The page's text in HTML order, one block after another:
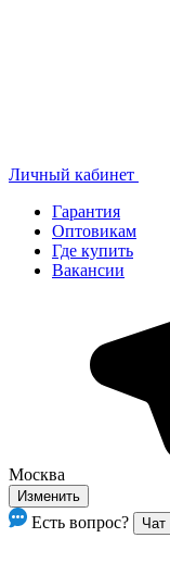
Личный кабинет
Гарантия
Оптовикам
Где купить
Вакансии
Москва
Изменить
Есть вопрос? Чат